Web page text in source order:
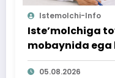
Istemolchi-Info
Iste’molchiga
mobaynida ega
ta’minlab berildi
05.08.2026